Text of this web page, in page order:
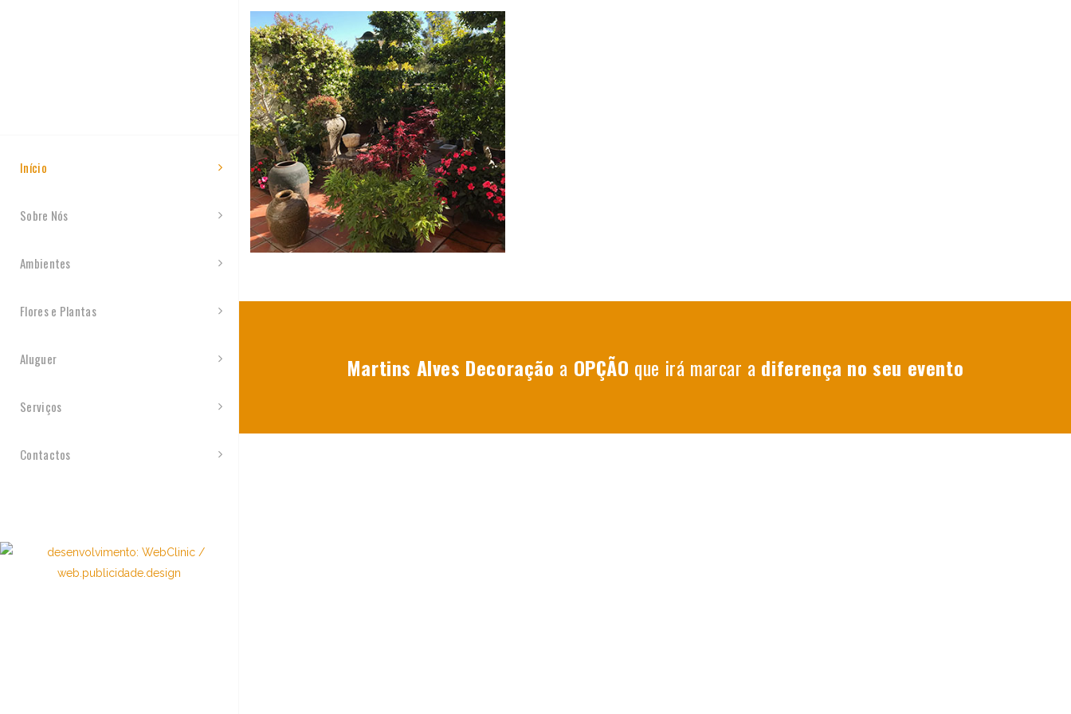
Início
Sobre Nós
Ambientes
Flores e Plantas
Aluguer
Serviços
Contactos
Martins Alves Decoração a OPÇÃO que irá marcar a diferença no seu evento